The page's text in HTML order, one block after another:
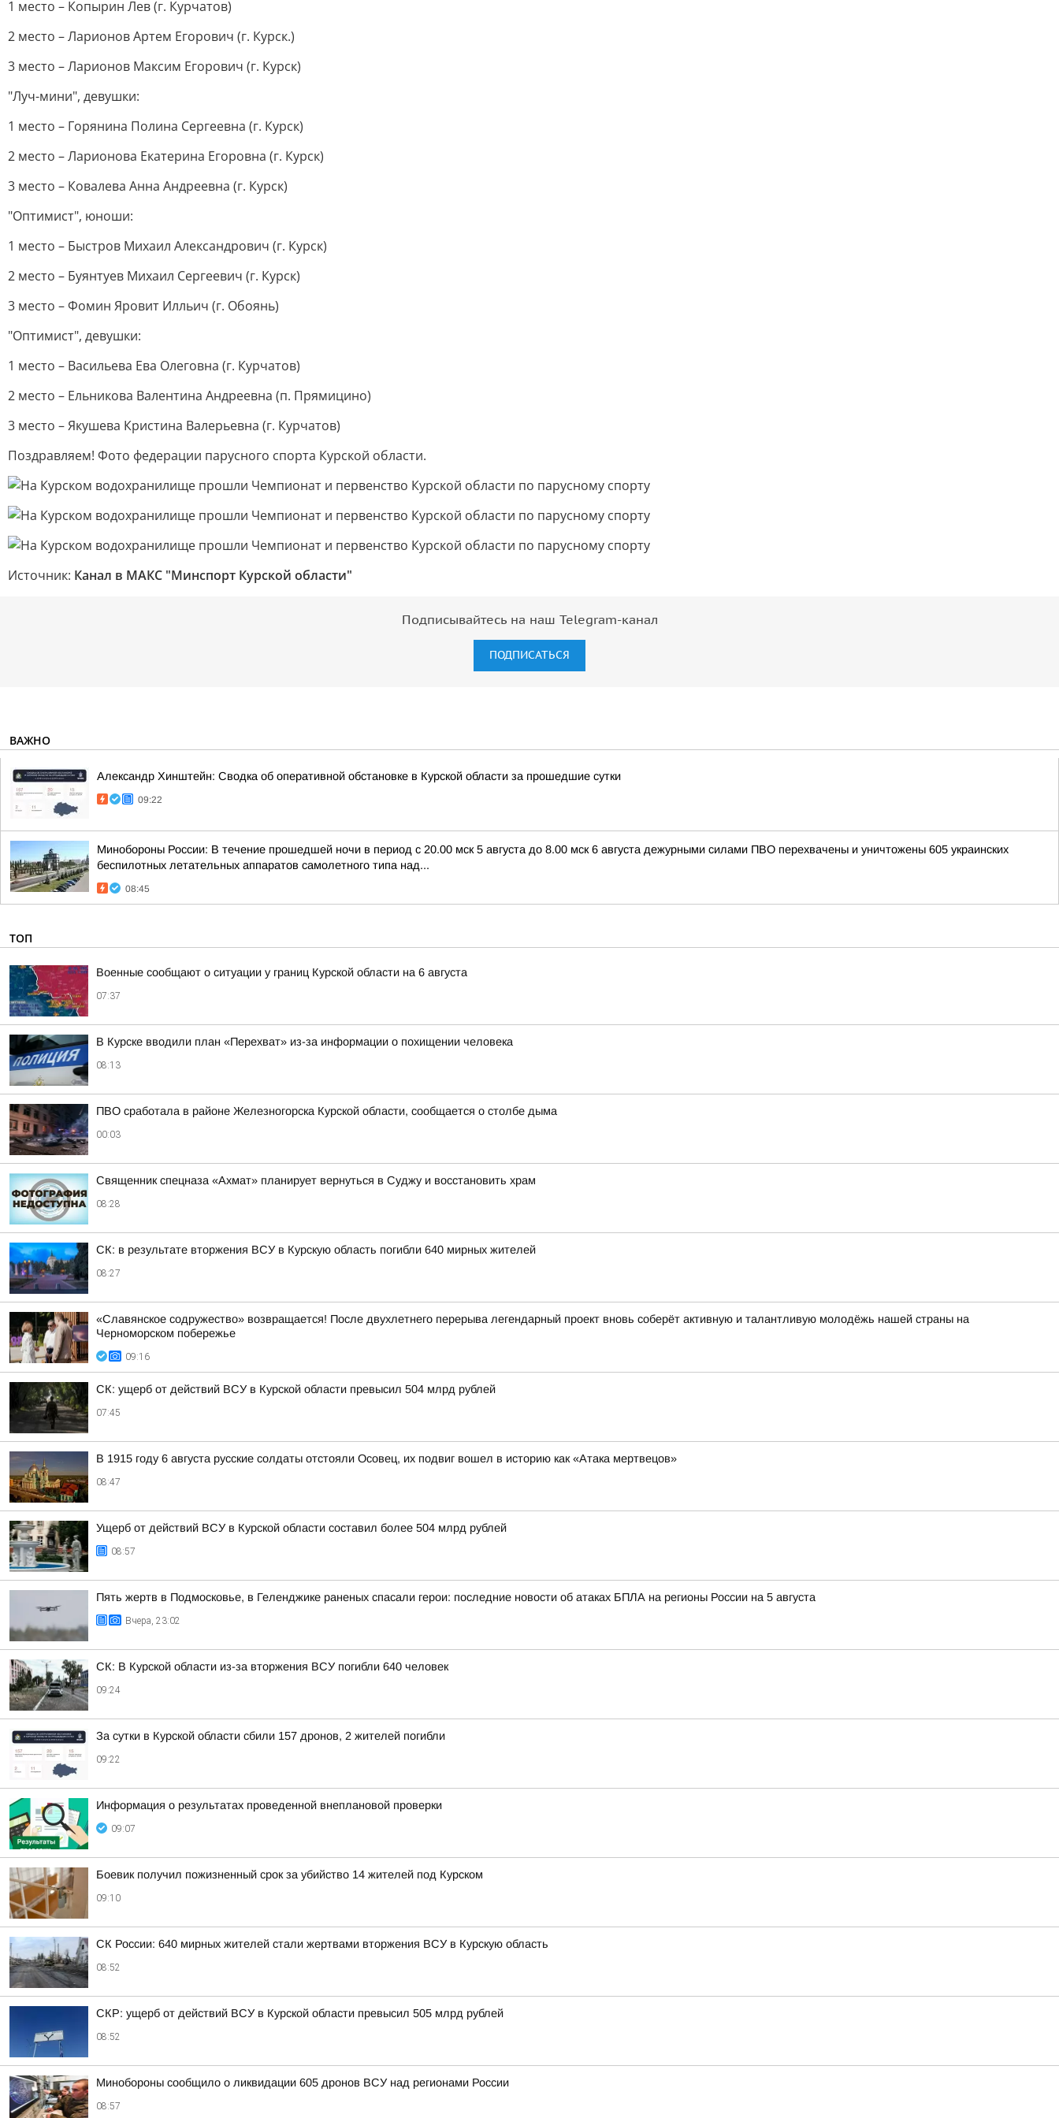
1 место – Копырин Лев (г. Курчатов)
2 место – Ларионов Артем Егорович (г. Курск.)
3 место – Ларионов Максим Егорович (г. Курск)
"Луч-мини", девушки:
1 место – Горянина Полина Сергеевна (г. Курск)
2 место – Ларионова Екатерина Егоровна (г. Курск)
3 место – Ковалева Анна Андреевна (г. Курск)
"Оптимист", юноши:
1 место – Быстров Михаил Александрович (г. Курск)
2 место – Буянтуев Михаил Сергеевич (г. Курск)
3 место – Фомин Яровит Илльич (г. Обоянь)
"Оптимист", девушки:
1 место – Васильева Ева Олеговна (г. Курчатов)
2 место – Ельникова Валентина Андреевна (п. Прямицино)
3 место – Якушева Кристина Валерьевна (г. Курчатов)
Поздравляем! Фото федерации парусного спорта Курской области.
Источник: Канал в МАКС "Минспорт Курской области"
Подписывайтесь на наш Telegram-канал
ПОДПИСАТЬСЯ
ВАЖНО
Александр Хинштейн: Сводка об оперативной обстановке в Курской области за прошедшие сутки
09:22
Минобороны России: В течение прошедшей ночи в период с 20.00 мск 5 августа до 8.00 мск 6 августа дежурными силами ПВО перехвачены и уничтожены 605 украинских
беспилотных летательных аппаратов самолетного типа над...
08:45
ТОП
Военные сообщают о ситуации у границ Курской области на 6 августа
07:37
В Курске вводили план «Перехват» из-за информации о похищении человека
08:13
ПВО сработала в районе Железногорска Курской области, сообщается о столбе дыма
00:03
Священник спецназа «Ахмат» планирует вернуться в Суджу и восстановить храм
08:28
СК: в результате вторжения ВСУ в Курскую область погибли 640 мирных жителей
08:27
«Славянское содружество» возвращается! После двухлетнего перерыва легендарный проект вновь соберёт активную и талантливую молодёжь нашей страны на
Черноморском побережье
09:16
СК: ущерб от действий ВСУ в Курской области превысил 504 млрд рублей
07:45
В 1915 году 6 августа русские солдаты отстояли Осовец, их подвиг вошел в историю как «Атака мертвецов»
08:47
Ущерб от действий ВСУ в Курской области составил более 504 млрд рублей
08:57
Пять жертв в Подмосковье, в Геленджике раненых спасали герои: последние новости об атаках БПЛА на регионы России на 5 августа
Вчера, 23:02
СК: В Курской области из-за вторжения ВСУ погибли 640 человек
09:24
За сутки в Курской области сбили 157 дронов, 2 жителей погибли
09:22
Информация о результатах проведенной внеплановой проверки
09:07
Боевик получил пожизненный срок за убийство 14 жителей под Курском
09:10
СК России: 640 мирных жителей стали жертвами вторжения ВСУ в Курскую область
08:52
СКР: ущерб от действий ВСУ в Курской области превысил 505 млрд рублей
08:52
Минобороны сообщило о ликвидации 605 дронов ВСУ над регионами России
08:57